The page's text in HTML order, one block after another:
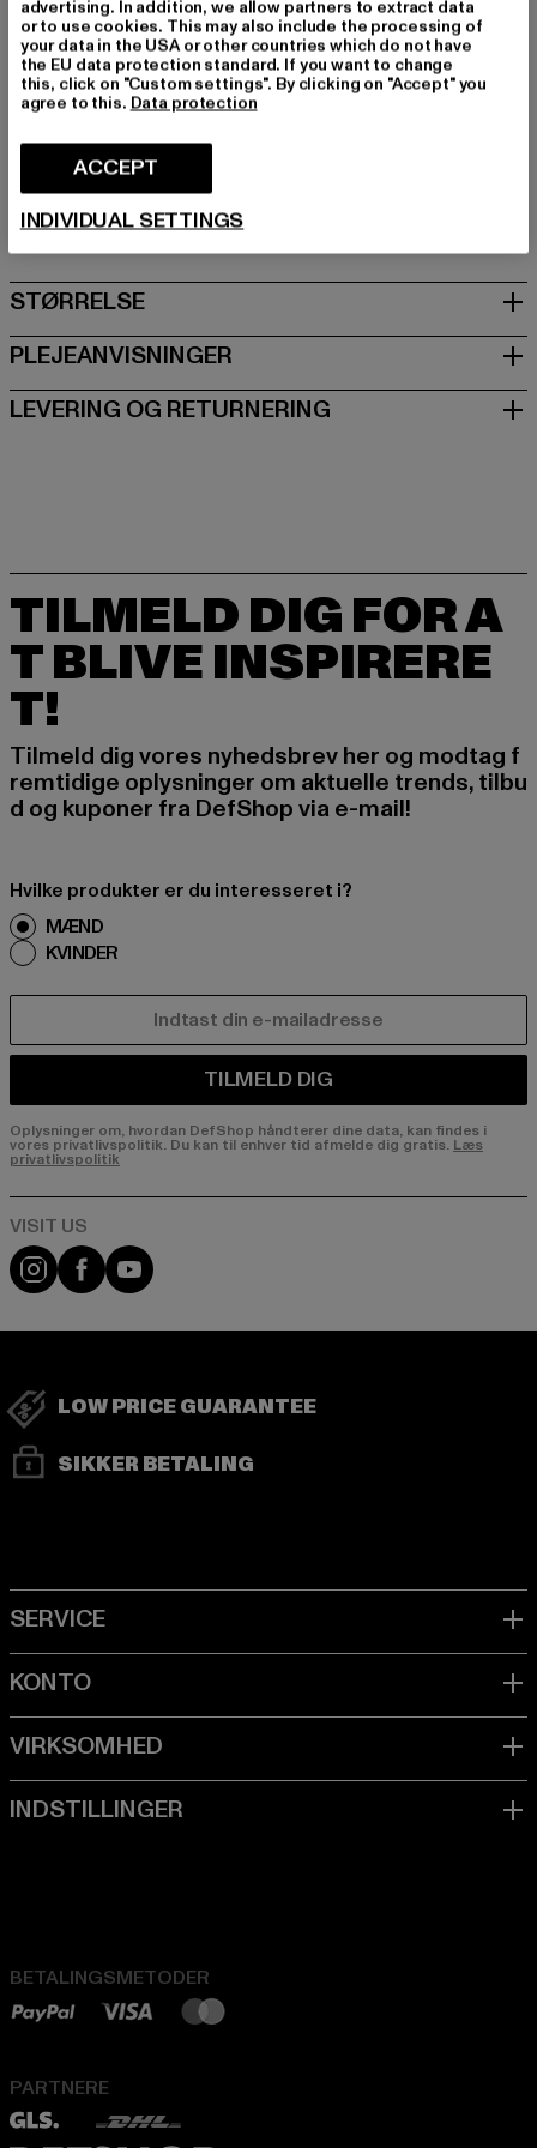
Farve: blau
Producentens farve: blue/anthracite
Materialesammensætning: 100% Polyakryl
Art.nr: 7020251-04538
Producent: Urban Styles Agency GmbH & Co. KG |
agentur@urbanstylesagency.com
Schanzenstraße 41 | 51063 Köln | DE
STØRRELSE
PLEJEANVISNINGER
LEVERING OG RETURNERING
TILMELD DIG FOR A
T BLIVE INSPIRERE
T!
Tilmeld dig vores nyhedsbrev her og modtag f
remtidige oplysninger om aktuelle trends, tilbu
d og kuponer fra DefShop via e-mail!
Hvilke produkter er du interesseret i?
MÆND
KVINDER
TILMELD DIG
Oplysninger om, hvordan DefShop håndterer dine data, kan findes i
vores privatlivspolitik. Du kan til enhver tid afmelde dig gratis. Læs
privatlivspolitik
Visit our Instagram page:
Visit our Facebook page:
Visit our YouTube channel:
LOW PRICE GUARANTEE
SIKKER BETALING
BETALINGSMETODER
PARTNERE
advertising. In addition, we allow partners to extract data
or to use cookies. This may also include the processing of
your data in the USA or other countries which do not have
the EU data protection standard. If you want to change
this, click on "Custom settings". By clicking on "Accept" you
agree to this. Data protection
ACCEPT
INDIVIDUAL SETTINGS